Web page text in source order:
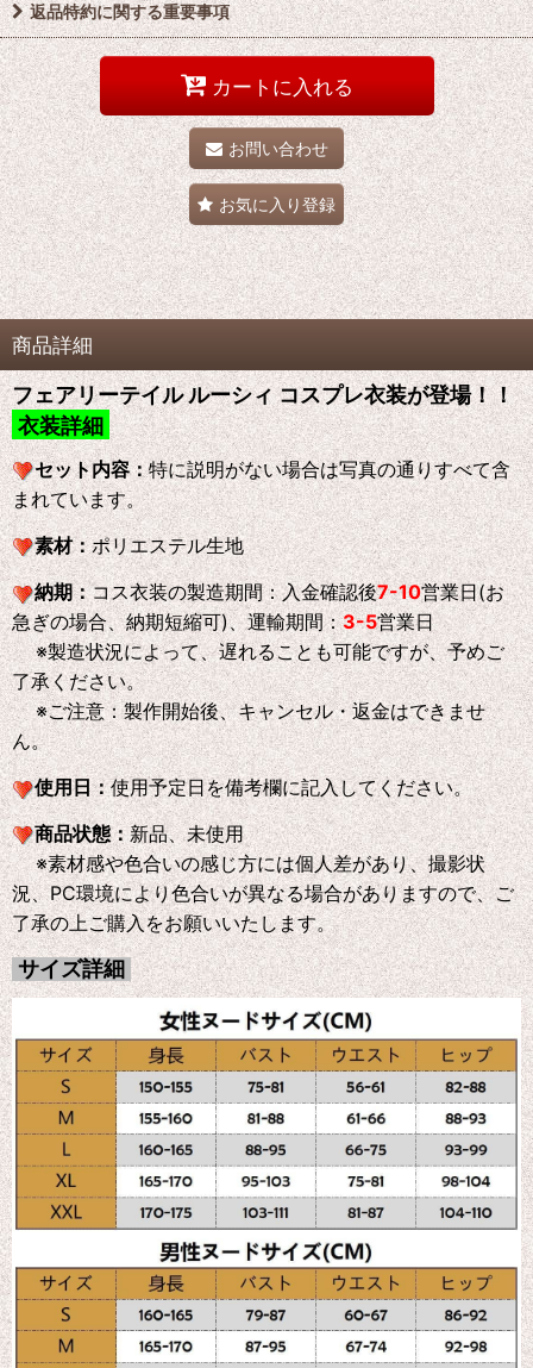
返品特約に関する重要事項
カートに入れる
お問い合わせ
お気に入り登録
商品詳細
フェアリーテイル ルーシィ コスプレ衣装が登場！！
衣装詳細
セット内容：特に説明がない場合は写真の通りすべて含
まれています。
素材：ポリエステル生地
納期：コス衣装の製造期間：入金確認後7-10営業日(お
急ぎの場合、納期短縮可)、運輸期間：3-5営業日
※製造状況によって、遅れることも可能ですが、予めご
了承ください。
※ご注意：製作開始後、キャンセル・返金はできませ
ん。
使用日：使用予定日を備考欄に記入してください。
商品状態： 新品、未使用
※素材感や色合いの感じ方には個人差があり、撮影状
況、PC環境により色合いが異なる場合がありますので、ご
了承の上ご購入をお願いいたします。
サイズ詳細